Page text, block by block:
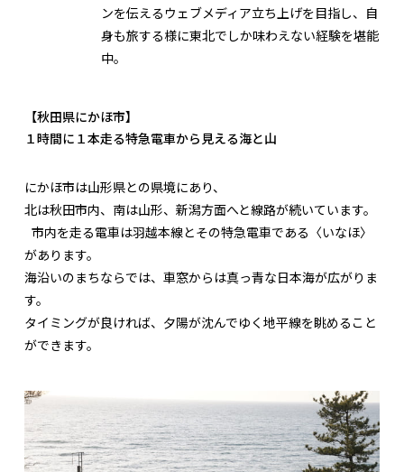
ンを伝えるウェブメディア立ち上げを目指し、自
身も旅する様に東北でしか味わえない経験を堪能
中。
【秋田県にかほ市】
１時間に１本走る特急電車から見える海と山
にかほ市は山形県との県境にあり、
北は秋田市内、南は山形、新潟方面へと線路が続いています。
市内を走る電車は羽越本線とその特急電車である〈いなほ〉
があります。
海沿いのまちならでは、車窓からは真っ青な日本海が広がりま
す。
タイミングが良ければ、夕陽が沈んでゆく地平線を眺めること
ができます。